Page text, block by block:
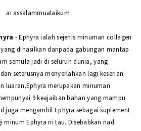
ai assalammualaikum
- Ephyra ialah sejenis minuman collagen
dihasilkan daripada gabungan mantap
semula jadi di seluruh dunia, yang
seterusnya menyerlahkan lagi keserian
luaran.Ephyra merupakan minuman
9 keajaiban bahan yang mampu
juga mengambil Ephyra sebagai suplement
minum Ephyra ni tau..Disebabkan nad